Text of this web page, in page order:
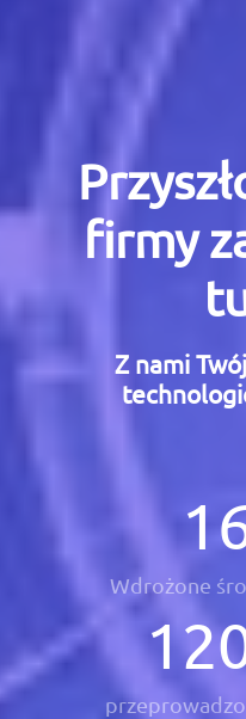
firmy
Z nami
Wdrożone